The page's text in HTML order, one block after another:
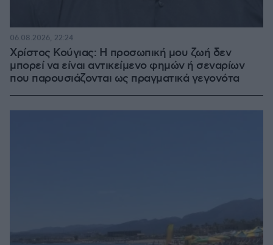
Χρίστος Κούγιας: Η προσωπική μου ζωή δεν
μπορεί να είναι αντικείμενο φημών ή σεναρίων
που παρουσιάζονται ως πραγματικά γεγονότα
06.08.2026, 22:24